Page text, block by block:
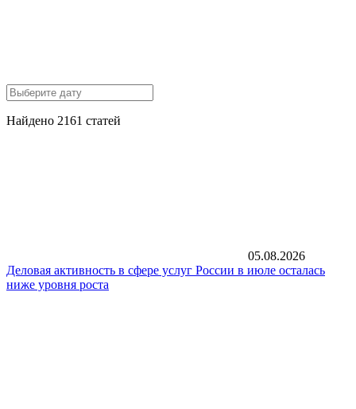
Найдено 2161 статей
05.08.2026
Деловая активность в сфере услуг России в июле осталась
ниже уровня роста